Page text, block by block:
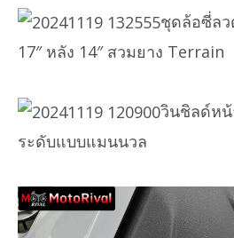
ชุดล้อซี่ล
17″ หลัง 14″ สวมยาง Terrain
วินชิลด์ห
ระดับแบบแมนนวล